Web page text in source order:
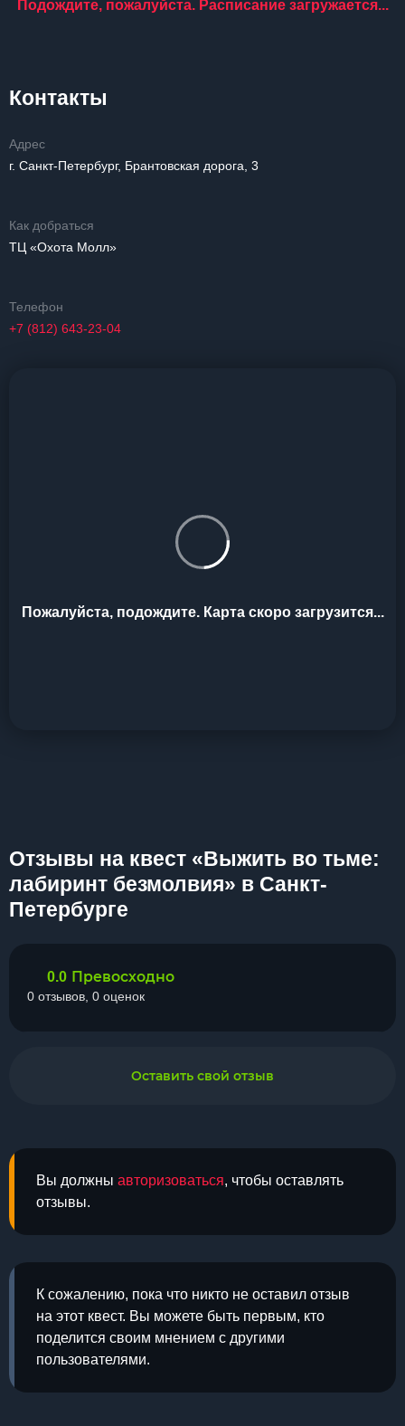
Подождите, пожалуйста. Расписание загружается...
Контакты
Адрес
г. Санкт-Петербург, Брантовская дорога, 3
Как добраться
ТЦ «Охота Молл»
Телефон
+7 (812) 643-23-04
Пожалуйста, подождите. Карта скоро загрузится...
Отзывы на квест «Выжить во тьме:
лабиринт безмолвия» в Санкт-
Петербурге
Вы должны авторизоваться, чтобы оставлять
отзывы.
К сожалению, пока что никто не оставил отзыв
на этот квест. Вы можете быть первым, кто
поделится своим мнением с другими
пользователями.
0.0 Превосходно
0 отзывов, 0 оценок
Оставить свой отзыв